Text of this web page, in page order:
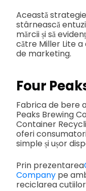
Această
stârnească
mărcii și să
către Miller Lite
de marketing.
Four
Fabrica de bere
Peaks Brewing
Container
oferi
simple și ușor
Prin prezentarea
Company pe
reciclarea